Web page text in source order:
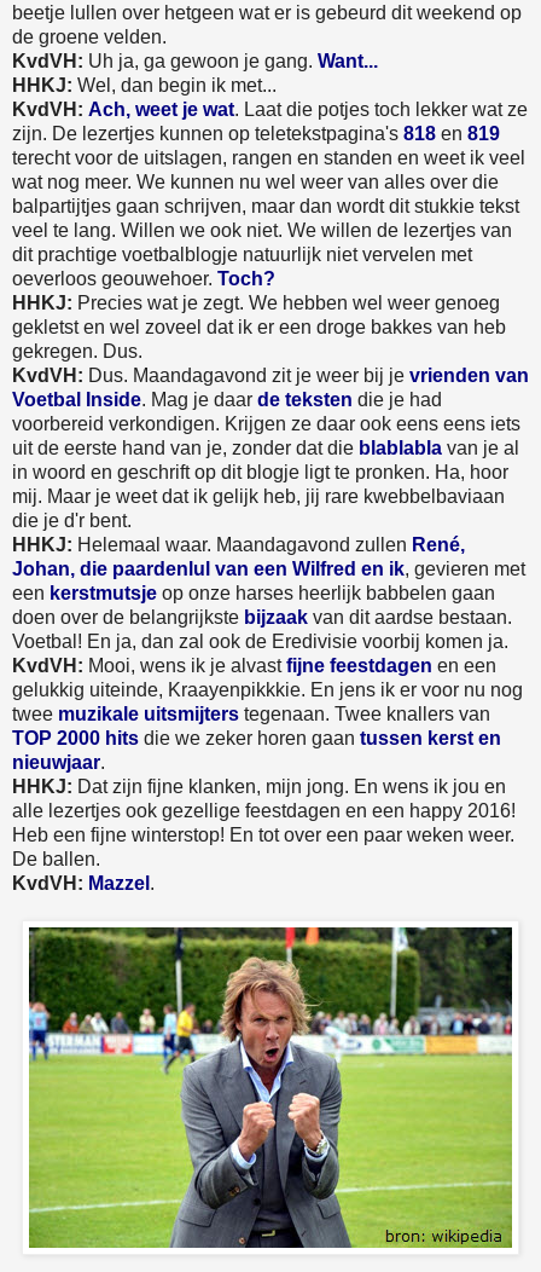
beetje lullen over hetgeen wat er is gebeurd dit weekend op
de groene velden.
KvdVH: Uh ja, ga gewoon je gang. Want...
HHKJ: Wel, dan begin ik met...
KvdVH: Ach, weet je wat. Laat die potjes toch lekker wat ze
zijn. De lezertjes kunnen op teletekstpagina's 818 en 819
terecht voor de uitslagen, rangen en standen en weet ik veel
wat nog meer. We kunnen nu wel weer van alles over die
balpartijtjes gaan schrijven, maar dan wordt dit stukkie tekst
veel te lang. Willen we ook niet. We willen de lezertjes van
dit prachtige voetbalblogje natuurlijk niet vervelen met
oeverloos geouwehoer. Toch?
HHKJ: Precies wat je zegt. We hebben wel weer genoeg
gekletst en wel zoveel dat ik er een droge bakkes van heb
gekregen. Dus.
KvdVH: Dus. Maandagavond zit je weer bij je vrienden van
Voetbal Inside. Mag je daar de teksten die je had
voorbereid verkondigen. Krijgen ze daar ook eens eens iets
uit de eerste hand van je, zonder dat die blablabla van je al
in woord en geschrift op dit blogje ligt te pronken. Ha, hoor
mij. Maar je weet dat ik gelijk heb, jij rare kwebbelbaviaan
die je d'r bent.
HHKJ: Helemaal waar. Maandagavond zullen René,
Johan, die paardenlul van een Wilfred en ik, gevieren met
een kerstmutsje op onze harses heerlijk babbelen gaan
doen over de belangrijkste bijzaak van dit aardse bestaan.
Voetbal! En ja, dan zal ook de Eredivisie voorbij komen ja.
KvdVH: Mooi, wens ik je alvastfijne feestdagen en een
gelukkig uiteinde, Kraayenpikkkie. En jens ik er voor nu nog
twee muzikale uitsmijters tegenaan. Twee knallers van
TOP 2000 hits die we zeker horen gaan tussen kerst en
nieuwjaar.
HHKJ: Dat zijn fijne klanken, mijn jong. En wens ik jou en
alle lezertjes ook gezellige feestdagen en een happy 2016!
Heb een fijne winterstop! En tot over een paar weken weer.
De ballen.
KvdVH: Mazzel .